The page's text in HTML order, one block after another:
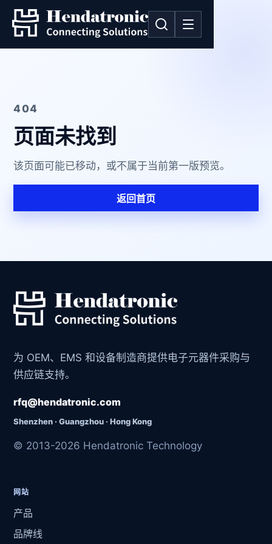
404
页面未找到
该页面可能已移动，或不属于当前第一版预览。
返回首页
为 OEM、EMS 和设备制造商提供电子元器件采购与
供应链支持。
rfq@hendatronic.com
Shenzhen · Guangzhou · Hong Kong
© 2013-2026 Hendatronic Technology
网站
产品
品牌线